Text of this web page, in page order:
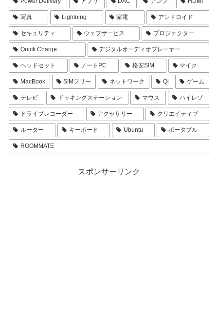
写真 Lightning 家電 アンドロイド
セキュリティ ウェブサービス プロジェクター
Quick Charge デジタルオーディオプレーヤー
ヘッドセット ノートPC 格安SIM マイク
MacBook SIMフリー ネットワーク Qi ゲーム
テレビ ドッキングステーション マウス ハイレゾ
ドライブレコーダー アクセサリー クリエイティブ
ルーター キーボード Ubuntu ポータブル
ROOMMATE
スポンサーリンク